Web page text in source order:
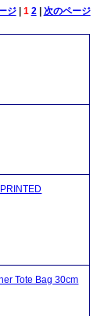
ジ| 1 2| 次のページ
Tote Bag 30cm